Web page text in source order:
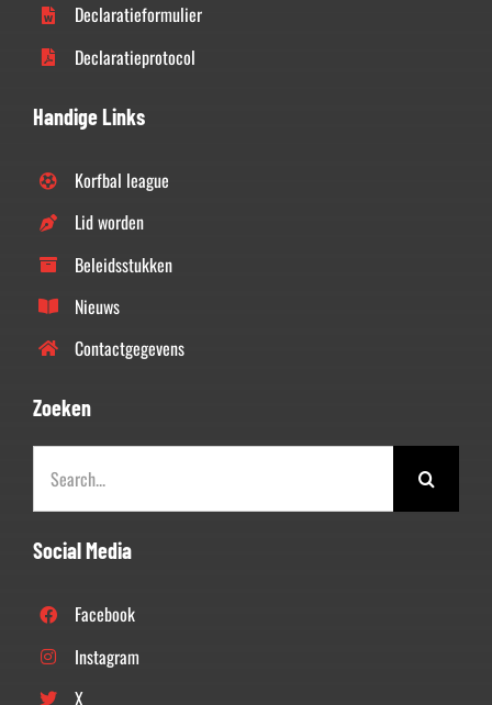
Declaratieformulier
Declaratieprotocol
Handige Links
Korfbal league
Lid worden
Beleidsstukken
Nieuws
Contactgegevens
Zoeken
naar:
Social Media
Facebook
Instagram
X